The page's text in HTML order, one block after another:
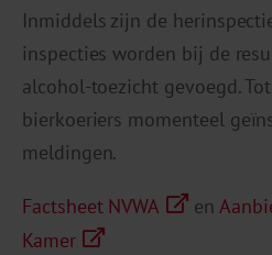
Inmiddels zijn de
inspecties worden bij de
alcohol-toezicht gevoegd.
bierkoeriers momenteel
meldingen.
Factsheet NVWA en
Kamer